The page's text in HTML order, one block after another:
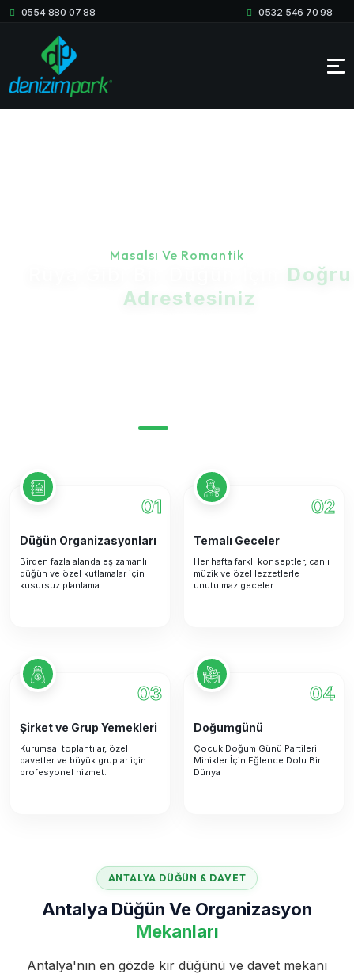
0554 880 07 88 0532 546 70 98
Masalsı Ve Romantik
Doğru
Adrestesiniz
01
Düğün Organizasyonları
Birden fazla alanda eş zamanlı
düğün ve özel kutlamalar için
kusursuz planlama.
02
Temalı Geceler
Her hafta farklı konseptler, canlı
müzik ve özel lezzetlerle
unutulmaz geceler.
03
Şirket ve Grup Yemekleri
Kurumsal toplantılar, özel
davetler ve büyük gruplar için
profesyonel hizmet.
04
Doğumgünü
Çocuk Doğum Günü Partileri:
Minikler İçin Eğlence Dolu Bir
Dünya
ANTALYA DÜĞÜN & DAVET
Antalya Düğün Ve Organizasyon
Mekanları
Antalya'nın en gözde kır düğünü ve davet mekanı